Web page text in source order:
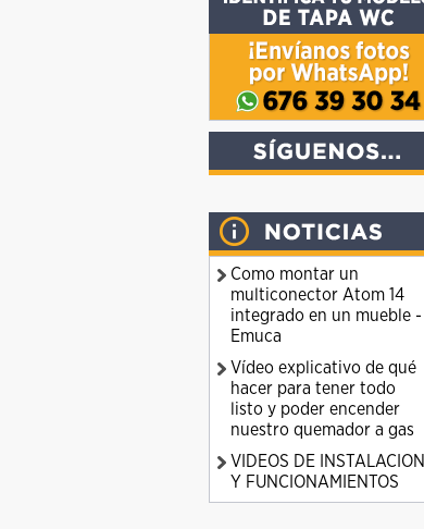
Como montar un
multiconector Atom 14
integrado en un mueble -
Emuca
Vídeo explicativo de qué
hacer para tener todo
listo y poder encender
nuestro quemador a gas
VIDEOS DE INSTALACION
Y FUNCIONAMIENTOS